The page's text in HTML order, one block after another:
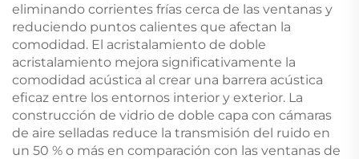
eliminando corrientes frías cerca de las ventanas y
reduciendo puntos calientes que afectan la
comodidad. El acristalamiento de doble
acristalamiento mejora significativamente la
comodidad acústica al crear una barrera acústica
eficaz entre los entornos interior y exterior. La
construcción de vidrio de doble capa con cámaras
de aire selladas reduce la transmisión del ruido en
un 50 % o más en comparación con las ventanas de